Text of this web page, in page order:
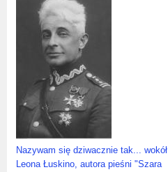
Nazywam się dziwacznie tak... wokół
Leona Łuskino, autora pieśni "Szara